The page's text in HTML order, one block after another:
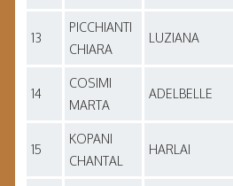
13
PICCHIANTI
CHIARA
LUZIANA
14
COSIMI
MARTA
ADELBELLE
15
KOPANI
CHANTAL
HARLAI